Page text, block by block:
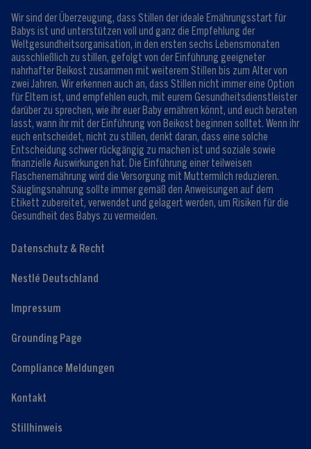
Kontaktformular
Registrieren/Anmelden
Wir sind der Überzeugung, dass Stillen der ideale Ernährungsstart für
Babys ist und unterstützen voll und ganz die Empfehlung der
Weltgesundheitsorganisation, in den ersten sechs Lebensmonaten
ausschließlich zu stillen, gefolgt von der Einführung geeigneter
nahrhafter Beikost zusammen mit weiterem Stillen bis zum Alter von
zwei Jahren. Wir erkennen auch an, dass Stillen nicht immer eine Option
für Eltern ist, und empfehlen euch, mit eurem Gesundheitsdienstleister
darüber zu sprechen, wie ihr euer Baby ernähren könnt, und euch beraten
lasst, wann ihr mit der Einführung von Beikost beginnen solltet. Wenn ihr
euch entscheidet, nicht zu stillen, denkt daran, dass eine solche
Entscheidung schwer rückgängig zu machen ist und soziale sowie
finanzielle Auswirkungen hat. Die Einführung einer teilweisen
Flaschenernährung wird die Versorgung mit Muttermilch reduzieren.
Säuglingsnahrung sollte immer gemäß den Anweisungen auf dem
Etikett zubereitet, verwendet und gelagert werden, um Risiken für die
Gesundheit des Babys zu vermeiden.
Datenschutz & Recht
Nestlé Deutschland
Impressum
Grounding Page
Compliance Meldungen
Kontakt
Stillhinweis